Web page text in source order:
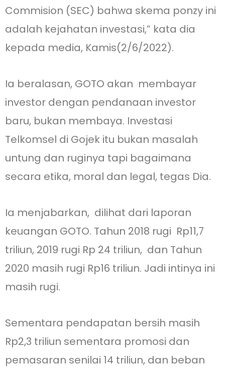
Commision (SEC) bahwa skema ponzy ini
adalah kejahatan investasi,” kata dia
kepada media, Kamis(2/6/2022).
Ia beralasan, GOTO akan membayar
investor dengan pendanaan investor
baru, bukan membaya. Investasi
Telkomsel di Gojek itu bukan masalah
untung dan ruginya tapi bagaimana
secara etika, moral dan legal, tegas Dia.
Ia menjabarkan, dilihat dari laporan
keuangan GOTO. Tahun 2018 rugi Rp11,7
triliun, 2019 rugi Rp 24 triliun, dan Tahun
2020 masih rugi Rp16 triliun. Jadi intinya ini
masih rugi.
Sementara pendapatan bersih masih
Rp2,3 triliun sementara promosi dan
pemasaran senilai 14 triliun, dan beban